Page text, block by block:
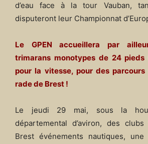
d’eau face à la tour Vauban,
disputeront leur Championnat
Le GPEN accueillera par
trimarans monotypes de 24
pour la vitesse, pour des
rade de Brest !
Le jeudi 29 mai, sous la
départemental d’aviron, des
Brest événements nautiques,